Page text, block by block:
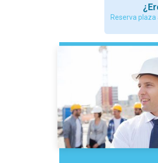
Reserva